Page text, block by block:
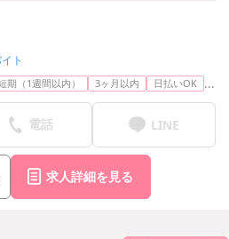
ト
期（1週間以内） 3ヶ月以内 日払いOK ...
電話 LINE
求人詳細を見る